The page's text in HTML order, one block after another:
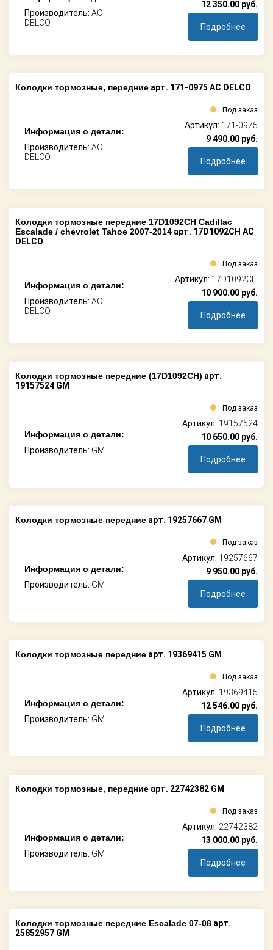
Производитель: AC
DELCO
12 350.00 руб.
Подробнее
Колодки тормозные, передние арт. 171-0975 AC DELCO
Информация о детали:
Производитель: AC
DELCO
Под заказ
Артикул: 171-0975
9 490.00 руб.
Подробнее
Колодки тормозные передние 17D1092CH Cadillac
Escalade / chevrolet Tahoe 2007-2014 арт. 17D1092CH AC
DELCO
Информация о детали:
Производитель: AC
DELCO
Под заказ
Артикул: 17D1092CH
10 900.00 руб.
Подробнее
Колодки тормозные передние (17D1092CH) арт.
19157524 GM
Информация о детали:
Производитель: GM
Под заказ
Артикул: 19157524
10 650.00 руб.
Подробнее
Колодки тормозные передние арт. 19257667 GM
Информация о детали:
Производитель: GM
Под заказ
Артикул: 19257667
9 950.00 руб.
Подробнее
Колодки тормозные передние арт. 19369415 GM
Информация о детали:
Производитель: GM
Под заказ
Артикул: 19369415
12 546.00 руб.
Подробнее
Колодки тормозные, передние арт. 22742382 GM
Информация о детали:
Производитель: GM
Под заказ
Артикул: 22742382
13 000.00 руб.
Подробнее
Колодки тормозные передние Escalade 07-08 арт.
25852957 GM